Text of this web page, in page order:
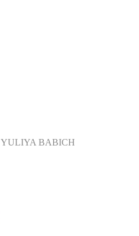
YULIYA BABICH